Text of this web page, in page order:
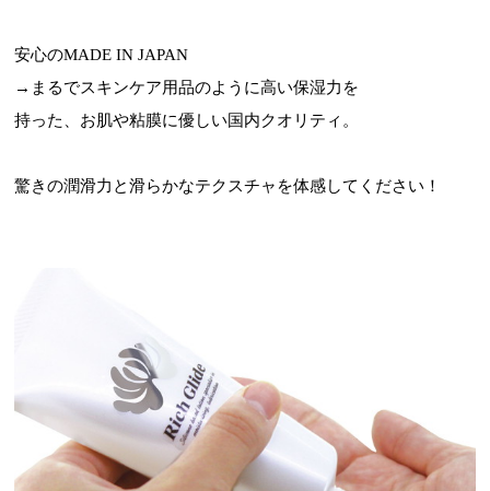
安心のMADE IN JAPAN
→まるでスキンケア用品のように高い保湿力を
持った、お肌や粘膜に優しい国内クオリティ。
驚きの潤滑力と滑らかなテクスチャを体感してください！